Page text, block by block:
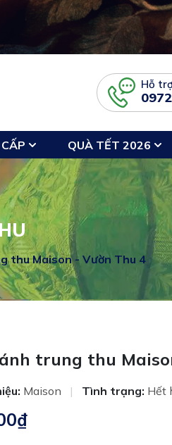
Hỗ trợ
QUÀ TẾT 2026
thu Maison - Vườn Thu 4
trung thu
Maison | Tình trạng: Hết